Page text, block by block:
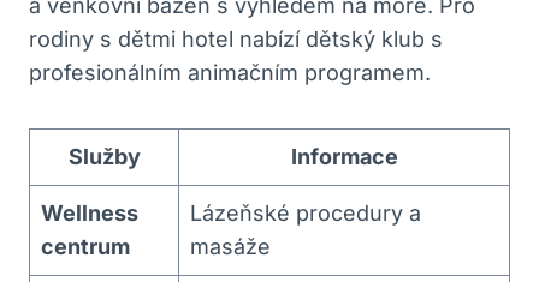
rodiny s dětmi hotel nabízí dětský klub s
profesionálním animačním programem.
Služby Informace
Wellness
centrum
Lázeňské procedury a
masáže